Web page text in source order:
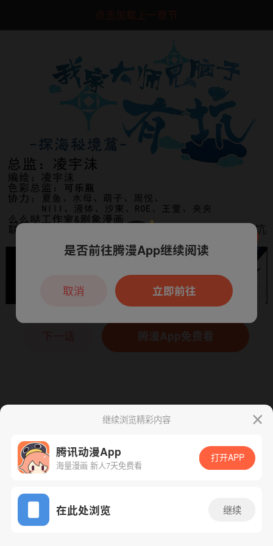
点击加载上一章节
App免费看
腾漫App免费看
继续浏览精彩内容
腾讯动漫App
海量漫画 新人7天免费看
打开APP
在此处浏览 继续
本章节仅支持App阅读，可打开App新用
户7天免费看
是否前往腾漫App继续阅读
立即前往
取消